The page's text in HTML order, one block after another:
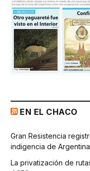
EN EL CHACO
Gran Resistencia
indigencia de Argentina
La privatización de